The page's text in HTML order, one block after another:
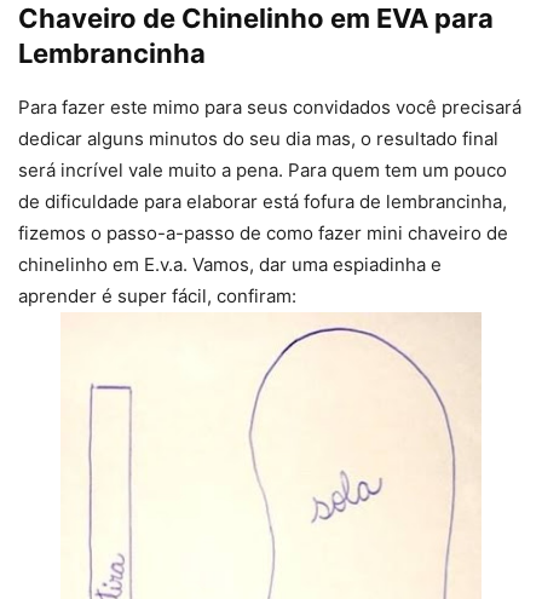
Chaveiro de Chinelinho em EVA para
Lembrancinha
Para fazer este mimo para seus convidados você precisará
dedicar alguns minutos do seu dia mas, o resultado final
será incrível vale muito a pena. Para quem tem um pouco
de dificuldade para elaborar está fofura de lembrancinha,
fizemos o passo-a-passo de como fazer mini chaveiro de
chinelinho em E.v.a. Vamos, dar uma espiadinha e
aprender é super fácil, confiram: